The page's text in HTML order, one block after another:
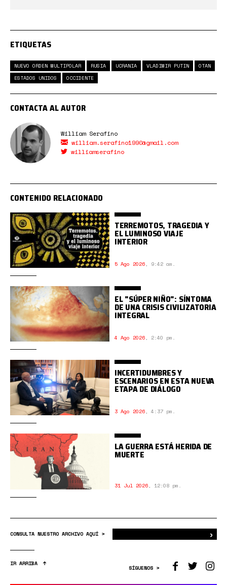
ETIQUETAS
NUEVO ORDEN MULTIPOLAR RUSIA UCRANIA VLADIMIR PUTIN
OTAN
ESTADOS UNIDOS
OCCIDENTE
CONTACTA AL AUTOR
William Serafino
william.serafino1990@gmail.com
williamserafino
CONTENIDO RELACIONADO
TERREMOTOS, TRAGEDIA Y
EL LUMINOSO VIAJE
INTERIOR
5 Ago 2026, 9:42 am.
EL "SÚPER NIÑO": SÍNTOMA
DE UNA CRISIS CIVILIZATORIA
INTEGRAL
4 Ago 2026, 2:40 pm.
INCERTIDUMBRES Y
ESCENARIOS EN ESTA NUEVA
ETAPA DE DIÁLOGO
3 Ago 2026, 4:37 pm.
LA GUERRA ESTÁ HERIDA DE
MUERTE
31 Jul 2026, 12:08 pm.
CONSULTA NUESTRO ARCHIVO AQUÍ > ›
IR ARRIBA
SÍGUENOS >